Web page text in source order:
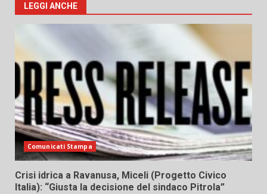
LEGGI ANCHE
Comunicati Stampa
Crisi idrica a Ravanusa, Miceli (Progetto Civico
Italia): “Giusta la decisione del sindaco Pitrola”